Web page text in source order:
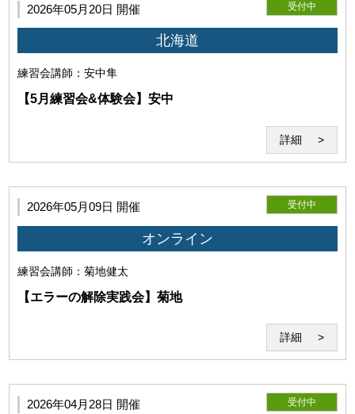
当研究所は利用者に対して、本サービスの利用に際して、第三者
の著作権、商標権、特許権、肖像権、パブリシティ権その他一切
権利を侵害するとして争いが生じた場合、利用者は自らの費用と
責任においてこれを解決するものとします。
2026年05月20日 開催 受付中
北海道
練習会講師：安中隼
【5月練習会&体験会】安中
詳細
2026年05月09日 開催 受付中
オンライン
練習会講師：菊地健太
【エラーの解除実践会】菊地
詳細
2026年04月28日 開催 受付中